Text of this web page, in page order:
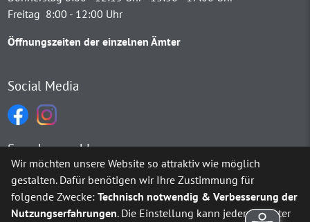
Freitag 8:00 - 12:00 Uhr
Öffnungszeiten der einzelnen Ämter
Social Media
Sprachauswahl
Möchten Sie vonGoogle Translate bereitgestellte externe
Wir möchten unsere Website so attraktiv wie möglich
gestalten. Dafür benötigen wir Ihre Zustimmung für
folgende Zwecke:Technisch notwendig & Verbesserung der
Nutzungserfahrungen. Die Einstellung kann jederzeit unter